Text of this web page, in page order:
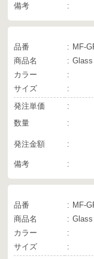
備考
品番
MF-
商品名
カラー
サイズ
発注単価
数量
発注金額
備考
品番
MF-
商品名
カラー
サイズ